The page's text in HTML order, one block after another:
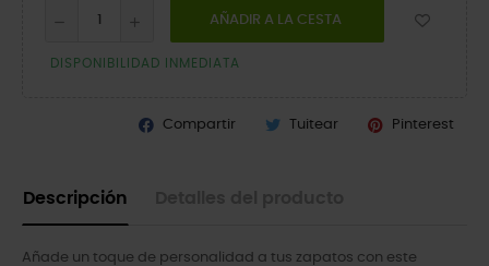
AÑADIR A LA CESTA
DISPONIBILIDAD INMEDIATA
Compartir Tuitear Pinterest
Descripción
Añade un toque de personalidad a tus zapatos con este